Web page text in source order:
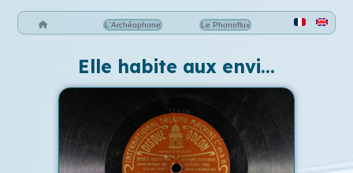
L'Archéophone Le Phonoflux
Elle habite aux envi…